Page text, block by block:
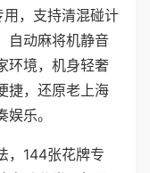
，支持清混碰计
自动麻将机静音
环境，机身轻奢
捷，还原老上海
乐。
，144张花牌专